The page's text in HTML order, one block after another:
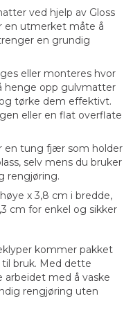
ved hjelp av Gloss
en utmerket måte å
en grundig
eller monteres hvor
henge opp gulvmatter
tørke dem effektivt.
eller en flat overflate
en tung fjær som holder
selv mens du bruker
rengjøring.
x 3,8 cm i bredde,
cm for enkel og sikker
kommer pakket
bruk. Med dette
med å vaske
rengjøring uten